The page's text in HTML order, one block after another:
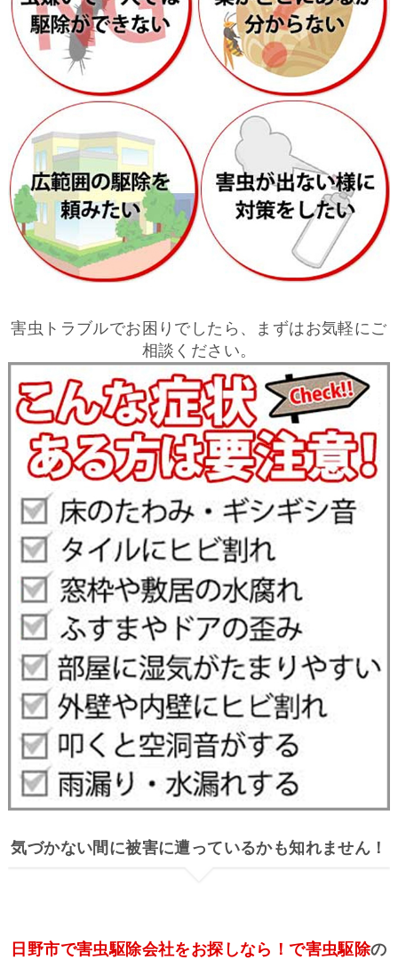
害虫トラブルでお困りでしたら、まずはお気軽にご
相談ください。
気づかない間に被害に遭っているかも知れません！
日野市で害虫駆除会社をお探しなら！で害虫駆除の